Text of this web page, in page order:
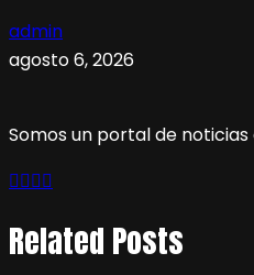
admin
agosto 6, 2026
Somos un portal de noticias
Related Posts